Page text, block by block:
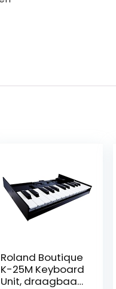
Roland Boutique
K-25M Keyboard
Unit, draagbaar